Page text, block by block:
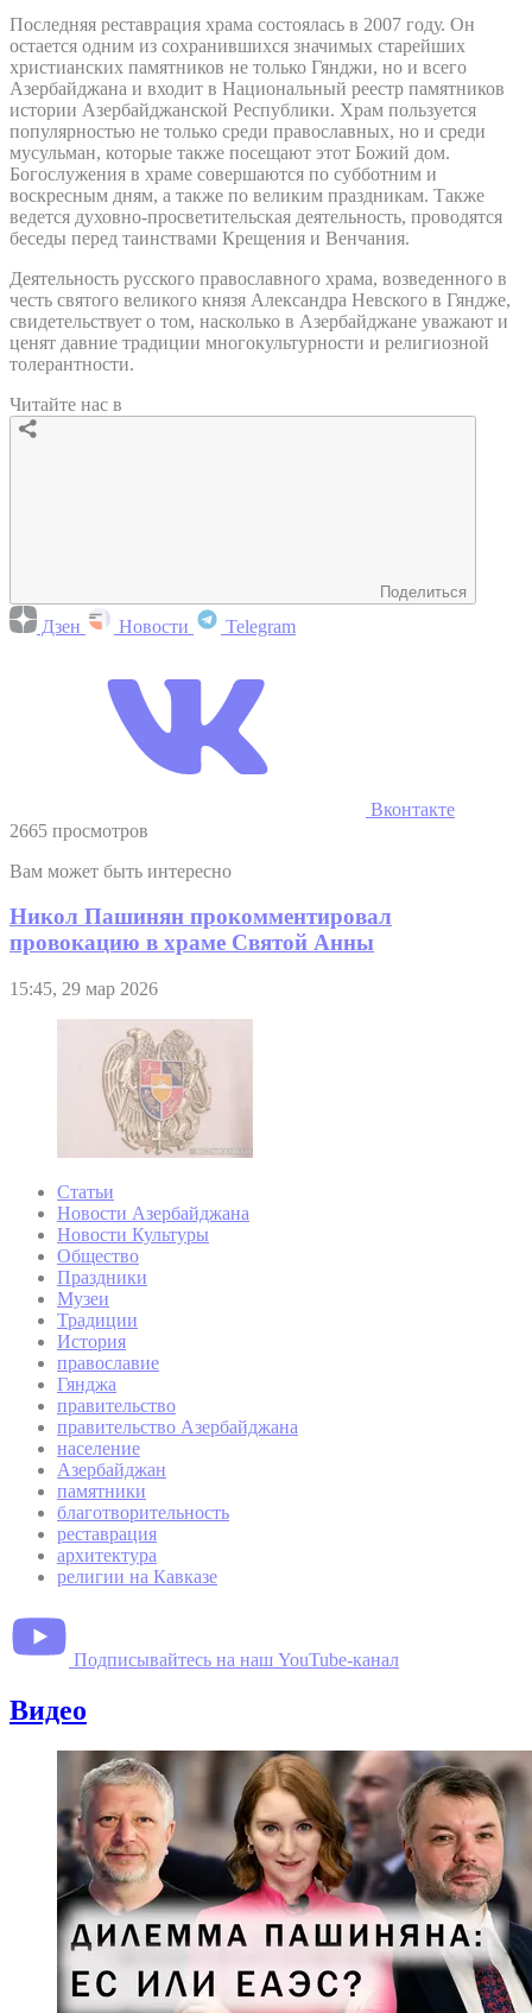
Последняя реставрация храма состоялась в 2007 году. Он
остается одним из сохранившихся значимых старейших
христианских памятников не только Гянджи, но и всего
Азербайджана и входит в Национальный реестр памятников
истории Азербайджанской Республики. Храм пользуется
популярностью не только среди православных, но и среди
мусульман, которые также посещают этот Божий дом.
Богослужения в храме совершаются по субботним и
воскресным дням, а также по великим праздникам. Также
ведется духовно-просветительская деятельность, проводятся
беседы перед таинствами Крещения и Венчания.
Деятельность русского православного храма, возведенного в
честь святого великого князя Александра Невского в Гяндже,
свидетельствует о том, насколько в Азербайджане уважают и
ценят давние традиции многокультурности и религиозной
толерантности.
Читайте нас в
Поделиться
Дзен Новости Telegram
Вконтакте
2665 просмотров
Вам может быть интересно
Никол Пашинян прокомментировал
провокацию в храме Святой Анны
15:45, 29 мар 2026
Статьи
Новости Азербайджана
Новости Культуры
Общество
Праздники
Музеи
Традиции
История
православие
Гянджа
правительство
правительство Азербайджана
население
Азербайджан
памятники
благотворительность
реставрация
архитектура
религии на Кавказе
Подписывайтесь на наш YouTube-канал
Видео